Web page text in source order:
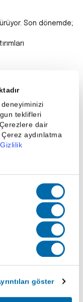
teklifleri
dair
aydınlatma
göster
Son dönemde;
katkısı
sınırlı olsa da
olumlu görülüyor.
%5, konsensüsün
+%11)
+%43)